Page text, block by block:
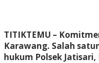
TITIKTEMU –
Karawang. Salah
hukum Polsek